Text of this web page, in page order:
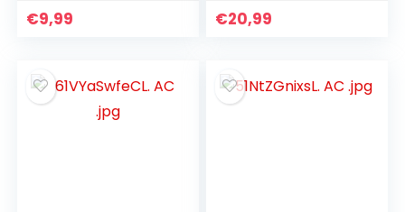
€9,99
Stück
€20,99